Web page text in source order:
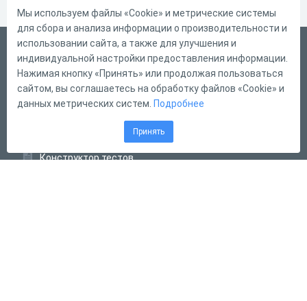
Русский
Справка
Форма обратной связи
Конструктор тестов
Мы используем файлы «Cookie» и метрические системы
для сбора и анализа информации о производительности и
использовании сайта, а также для улучшения и
индивидуальной настройки предоставления информации.
Нажимая кнопку «Принять» или продолжая пользоваться
сайтом, вы соглашаетесь на обработку файлов «Cookie» и
данных метрических систем. Подробнее
Принять